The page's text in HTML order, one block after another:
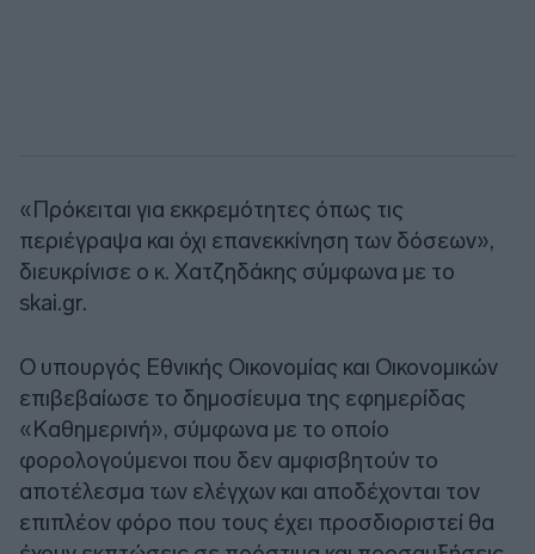
«Πρόκειται για εκκρεμότητες όπως τις
περιέγραψα και όχι επανεκκίνηση των δόσεων»,
διευκρίνισε ο κ. Χατζηδάκης σύμφωνα με το
skai.gr.
Ο υπουργός Εθνικής Οικονομίας και Οικονομικών
επιβεβαίωσε το δημοσίευμα της εφημερίδας
«Καθημερινή», σύμφωνα με το οποίο
φορολογούμενοι που δεν αμφισβητούν το
αποτέλεσμα των ελέγχων και αποδέχονται τον
επιπλέον φόρο που τους έχει προσδιοριστεί θα